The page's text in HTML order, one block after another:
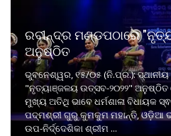
ରବୀନ୍ଦ୍ର ମଣ୍ଡପଠାରେ
ଅନୁଷ୍ଠିତ
ଭୁବନେଶ୍ୱର, ୧୫/୦୫ (ନି.ପ୍ର.):
"ନୃତ୍ୟାଞ୍ଜଳୟ ଉତ୍ସବ-୨୦୨୨" ଅନୁଷ୍ଠିତ
ମୁଖ୍ୟ ଅତିଥି ଭାବେ ଧର୍ମଶାଳା ବିଧାୟକ
ପଦ୍ମଶ୍ରୀ ଗୁରୁ କୁମକୁମ ମହାନ୍ତି, ଓଡ଼ିଆ
ଉପ-ନିର୍ଦ୍ଦେଶିକା ଶ୍ରୀମ ...